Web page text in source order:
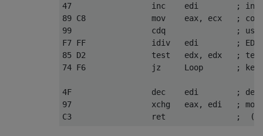
47                 inc    edi        ;
89 C8              mov    eax, ecx   ; copy
99                 cdq               ; use 1-
F7 FF              idiv   edi        ;
85 D2              test   edx, edx   ; test
74 F6              jz     Loop       ; keep
4F                 dec    edi        ;
97                 xchg   eax, edi   ; move